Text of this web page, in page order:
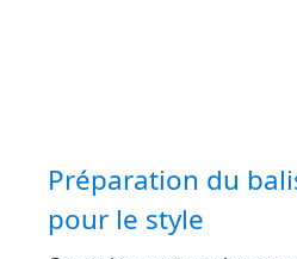
Préparation du
pour le style